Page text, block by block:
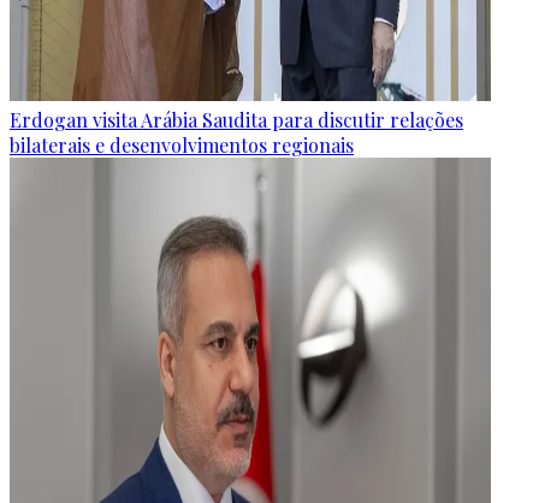
Erdogan visita Arábia Saudita para discutir relações
bilaterais e desenvolvimentos regionais